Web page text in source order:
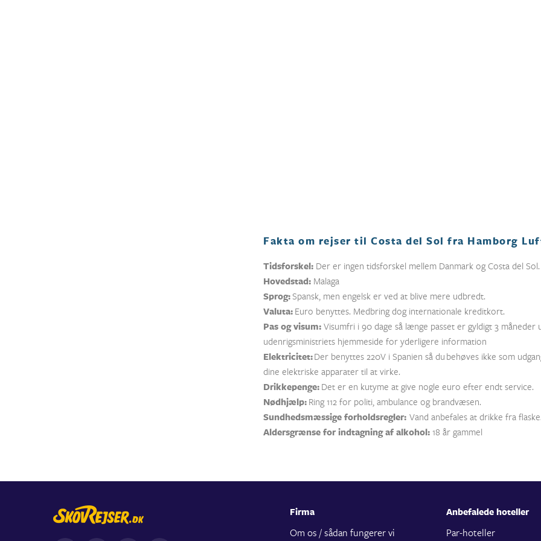
Fakta om rejser til Costa del Sol fra Hamborg
Tidsforskel: Der er ingen tidsforskel mellem Danmark og Costa del Sol.
Hovedstad: Malaga
Sprog:Spansk, men engelsk er ved at blive mere udbredt.
Valuta: Euro benyttes. Medbring dog internationale kreditkort.
Pas og visum: Visumfri i 90 dage så længe passet er gyldigt 3
udenrigsministriets hjemmeside for yderligere information
Elektricitet:Der benyttes 220V i Spanien så du behøves ikke som
dine elektriske apparater til at virke.
Drikkepenge: Det er en kutyme at give nogle euro efter endt service.
Nødhjælp: Ring 112 for politi, ambulance og brandvæsen.
Sundhedsmæssige forholdsregler: Vand anbefales at drikke fra flaske.
Aldersgrænse for indtagning af alkohol: 18 år gammel
Firma
Om os / sådan fungerer vi
Anbefalede hoteller
Par-hoteller